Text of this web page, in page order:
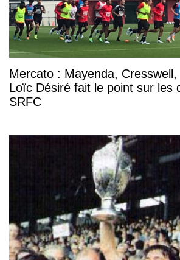
Mercato : Mayenda, Cresswell,
Loïc Désiré fait le point sur les
SRFC